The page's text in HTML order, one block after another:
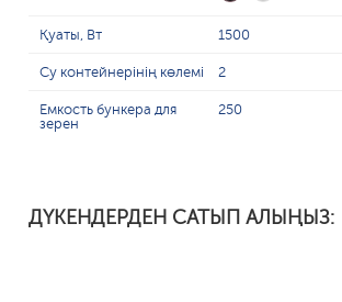
Қуаты, Вт 1500
Су контейнерінің көлемі 2
Емкость бункера для
зерен
250
ДҮКЕНДЕРДЕН САТЫП АЛЫҢЫЗ: